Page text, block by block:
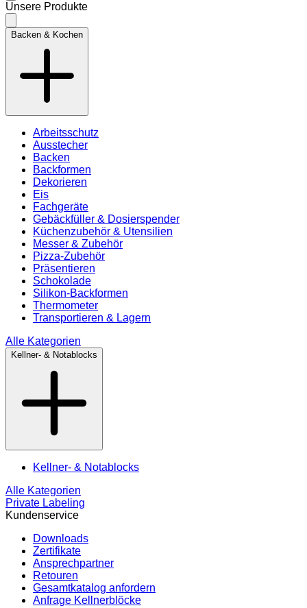
Unsere Produkte
Backen & Kochen
Arbeitsschutz
Ausstecher
Backen
Backformen
Dekorieren
Eis
Fachgeräte
Gebäckfüller & Dosierspender
Küchenzubehör & Utensilien
Messer & Zubehör
Pizza-Zubehör
Präsentieren
Schokolade
Silikon-Backformen
Thermometer
Transportieren & Lagern
Alle Kategorien
Kellner- & Notablocks
Kellner- & Notablocks
Alle Kategorien
Private Labeling
Kundenservice
Downloads
Zertifikate
Ansprechpartner
Retouren
Gesamtkatalog anfordern
Anfrage Kellnerblöcke